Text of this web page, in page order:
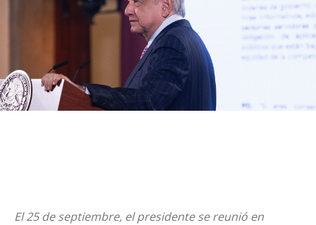
El 25 de septiembre, el presidente se reunió en